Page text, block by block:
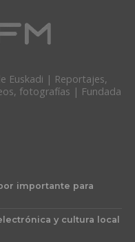
Euskadi | Reportajes,
fotografías | Fundada
importante para
y cultura local